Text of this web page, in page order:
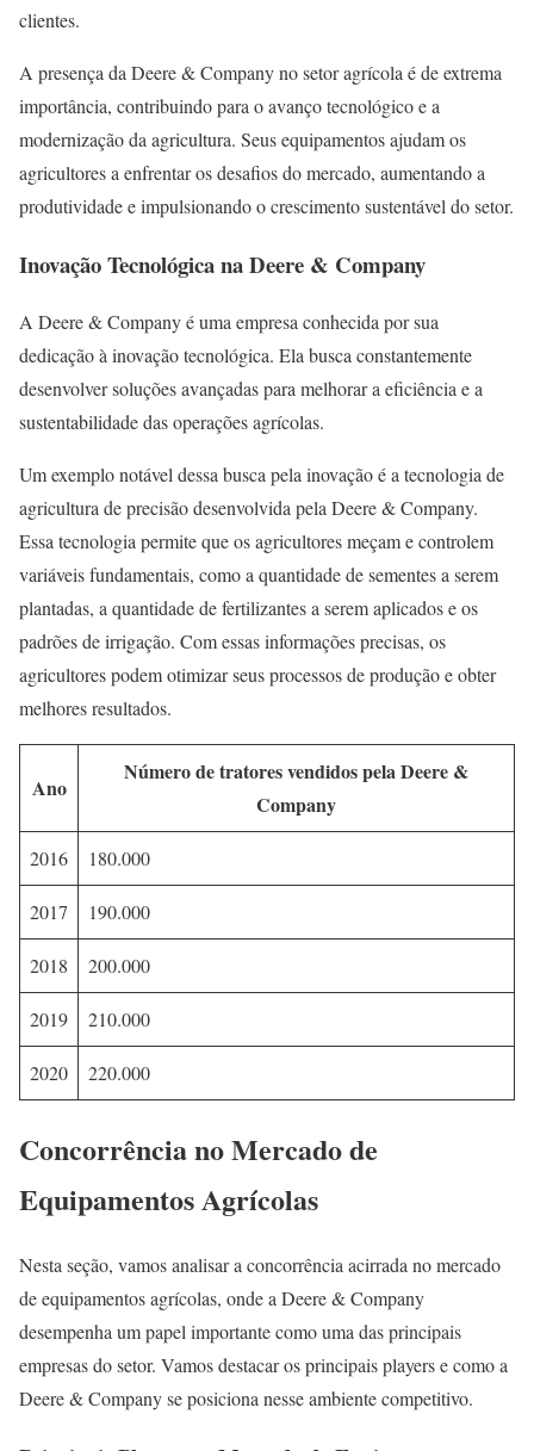
clientes.
A presença da Deere & Company no setor agrícola é de extrema
importância, contribuindo para o avanço tecnológico e a
modernização da agricultura. Seus equipamentos ajudam os
agricultores a enfrentar os desafios do mercado, aumentando a
produtividade e impulsionando o crescimento sustentável do setor.
Inovação Tecnológica na Deere & Company
A Deere & Company é uma empresa conhecida por sua
dedicação à inovação tecnológica. Ela busca constantemente
desenvolver soluções avançadas para melhorar a eficiência e a
sustentabilidade das operações agrícolas.
Um exemplo notável dessa busca pela inovação é a tecnologia de
agricultura de precisão desenvolvida pela Deere & Company.
Essa tecnologia permite que os agricultores meçam e controlem
variáveis fundamentais, como a quantidade de sementes a serem
plantadas, a quantidade de fertilizantes a serem aplicados e os
padrões de irrigação. Com essas informações precisas, os
agricultores podem otimizar seus processos de produção e obter
melhores resultados.
Ano
Número de tratores vendidos pela Deere &
Company
2016 180.000
2017 190.000
2018 200.000
2019 210.000
2020 220.000
Concorrência no Mercado de
Equipamentos Agrícolas
Nesta seção, vamos analisar a concorrência acirrada no mercado
de equipamentos agrícolas, onde a Deere & Company
desempenha um papel importante como uma das principais
empresas do setor. Vamos destacar os principais players e como a
Deere & Company se posiciona nesse ambiente competitivo.